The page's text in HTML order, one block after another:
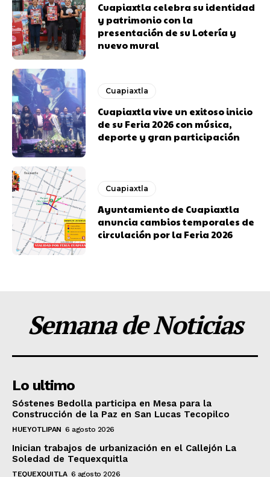
Cuapiaxtla celebra su identidad
y patrimonio con la
presentación de su Lotería y
nuevo mural
Cuapiaxtla
Cuapiaxtla vive un exitoso inicio
de su Feria 2026 con música,
deporte y gran participación
Cuapiaxtla
Ayuntamiento de Cuapiaxtla
anuncia cambios temporales de
circulación por la Feria 2026
Semana de Noticias
Lo ultimo
Sóstenes Bedolla participa en Mesa para la
Construcción de la Paz en San Lucas Tecopilco
HUEYOTLIPAN 6 agosto 2026
Inician trabajos de urbanización en el Callejón La
Soledad de Tequexquitla
TEQUEXQUITLA 6 agosto 2026